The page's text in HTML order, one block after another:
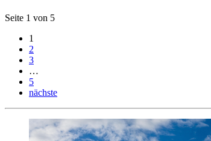
Seite 1 von 5
1
2
3
…
5
nächste